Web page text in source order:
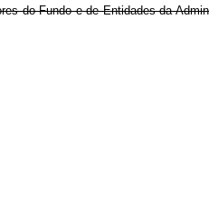
do Fundo e de Entidades da